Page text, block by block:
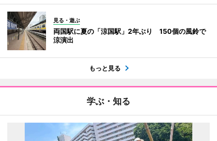
見る・遊ぶ
両国駅に夏の「涼国駅」2年ぶり 150個の風鈴で
涼演出
もっと見る
学ぶ・知る